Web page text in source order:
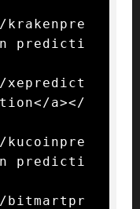
predicti
xepredict
a></
predicti
bitmartpr